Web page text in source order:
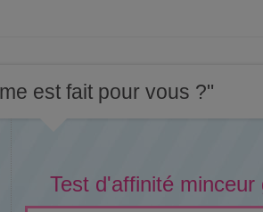
est fait pour vous ?"
Test d'affinité minceur